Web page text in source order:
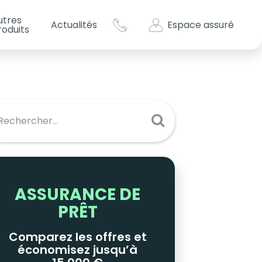
?
Actualités Espace assuré
ASSURANCE DE
PRÊT
Comparez les offres et
économisez jusqu’à